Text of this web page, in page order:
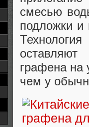
смесью
подложки и
оставляют
графена на
чем у